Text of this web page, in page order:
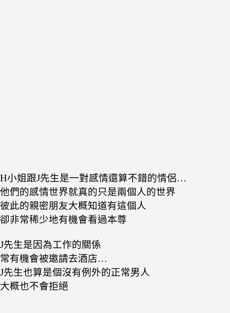
H小姐跟J先生是一對感情還算不錯的情侶…
他們的感情世界就真的只是兩個人的世界
彼此的親密朋友大概知道有這個人
卻非常稀少地有機會看過本尊
J先生是因為工作的關係
常有機會被邀請去酒店…
J先生也算是個沒有例外的正常男人
大概也不會拒絕